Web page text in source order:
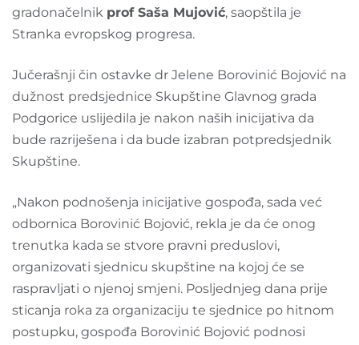
gradonačelnik prof Saša Mujović, saopštila je
Stranka evropskog progresa.
Jučerašnji čin ostavke dr Jelene Borovinić Bojović na
dužnost predsjednice Skupštine Glavnog grada
Podgorice uslijedila je nakon naših inicijativa da
bude razriješena i da bude izabran potpredsjednik
Skupštine.
„Nakon podnošenja inicijative gospođa, sada već
odbornica Borovinić Bojović, rekla je da će onog
trenutka kada se stvore pravni preduslovi,
organizovati sjednicu skupštine na kojoj će se
raspravljati o njenoj smjeni. Posljednjeg dana prije
sticanja roka za organizaciju te sjednice po hitnom
postupku, gospođa Borovinić Bojović podnosi